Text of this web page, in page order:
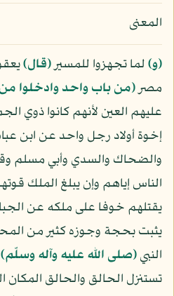
المعنى
﴿و﴾لما تجهزوا للمسير﴿قال﴾
مصر﴿من باب واحد وادخلوا
عليهم العين لأنهم كانوا ذوي
إخوة أولاد رجل واحد عن ابن
والضحاك والسدي وأبي مسلم
الناس إياهم وإن يبلغ الملك
يقتلهم خوفا على ملكه عن
يثبت بحجة وجوزه كثير من
النبي(صلى الله عليه وآله وسلّم)
تستنزل الحالق والحالق المكان